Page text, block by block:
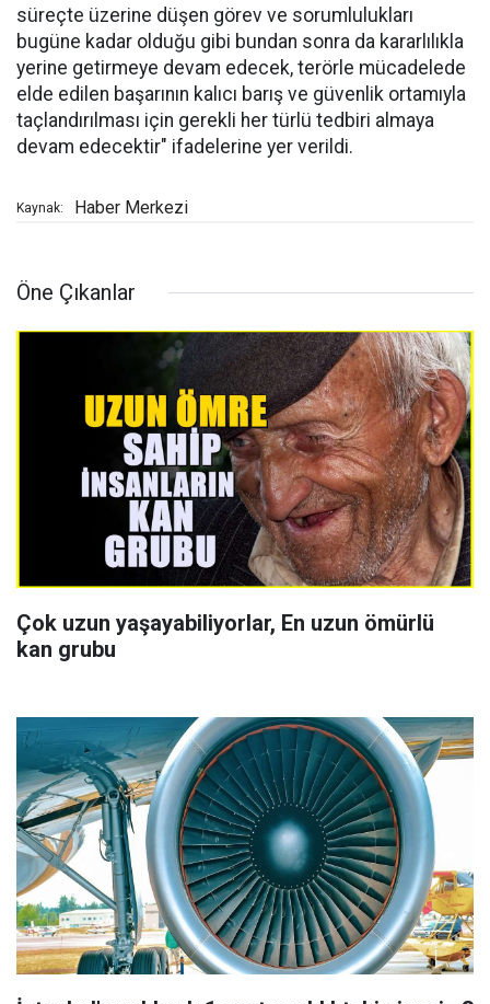
süreçte üzerine düşen görev ve sorumlulukları
bugüne kadar olduğu gibi bundan sonra da kararlılıkla
yerine getirmeye devam edecek, terörle mücadelede
elde edilen başarının kalıcı barış ve güvenlik ortamıyla
taçlandırılması için gerekli her türlü tedbiri almaya
devam edecektir" ifadelerine yer verildi.
Kaynak: Haber Merkezi
Öne Çıkanlar
Çok uzun yaşayabiliyorlar, En uzun ömürlü
kan grubu